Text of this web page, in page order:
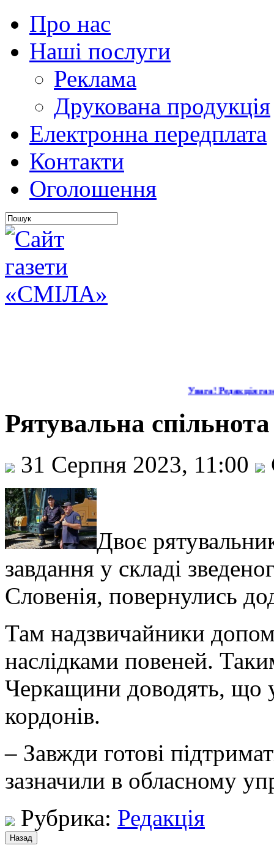
Про нас
Наші послуги
Реклама
Друкована продукція
Електронна передплата
Контакти
Оголошення
Увага! Редакція
Рятувальна
31 Серпня 2023, 11:00
Двоє
завдання у складі
Словенія, повернулись
Там надзвичайники
наслідками повеней.
Черкащини доводять, що
кордонів.
– Завжди готові
зазначили в обласному
Рубрика: Редакція